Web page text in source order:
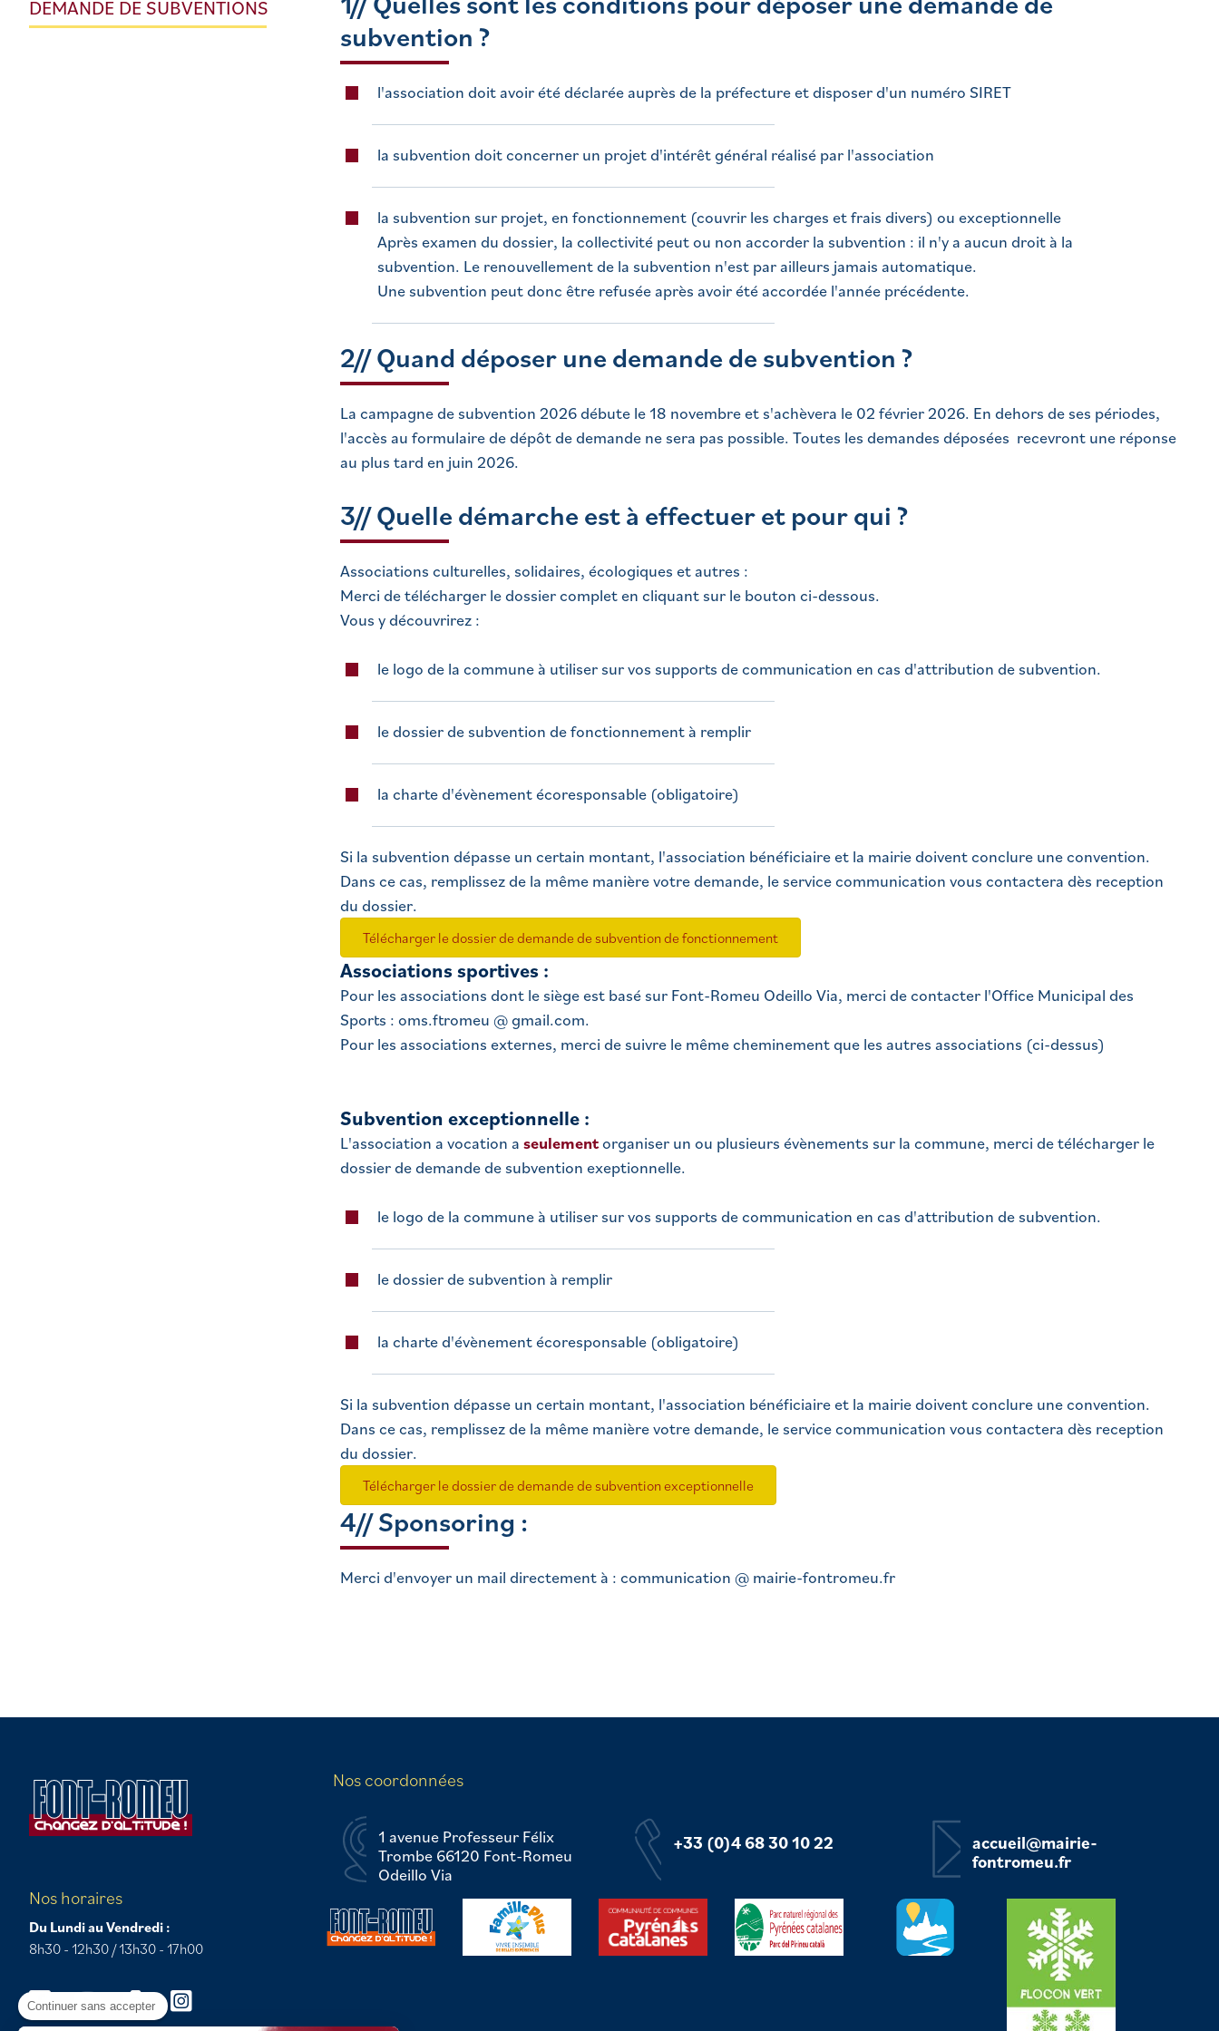
DEMANDE DE SUBVENTIONS
subvention ?
l'association doit avoir été déclarée auprès de la préfecture et disposer d'un numéro SIRET
la subvention doit concerner un projet d'intérêt général réalisé par l'association
la subvention sur projet, en fonctionnement (couvrir les charges et frais divers) ou exceptionnelle
Après examen du dossier, la collectivité peut ou non accorder la subvention : il n'y a aucun droit à la
subvention. Le renouvellement de la subvention n'est par ailleurs jamais automatique.
Une subvention peut donc être refusée après avoir été accordée l'année précédente.
2// Quand déposer une demande de subvention ?
La campagne de subvention 2026 débute le 18 novembre et s'achèvera le 02 février 2026. En dehors de ses périodes,
l'accès au formulaire de dépôt de demande ne sera pas possible. Toutes les demandes déposées recevront une réponse
au plus tard en juin 2026.
3// Quelle démarche est à effectuer et pour qui ?
Associations culturelles, solidaires, écologiques et autres :
Merci de télécharger le dossier complet en cliquant sur le bouton ci-dessous.
Vous y découvrirez :
le logo de la commune à utiliser sur vos supports de communication en cas d'attribution de subvention.
le dossier de subvention de fonctionnement à remplir
la charte d'évènement écoresponsable (obligatoire)
Si la subvention dépasse un certain montant, l'association bénéficiaire et la mairie doivent conclure une convention.
Dans ce cas, remplissez de la même manière votre demande, le service communication vous contactera dès reception
du dossier.
Télécharger le dossier de demande de subvention de fonctionnement
Associations sportives :
Pour les associations dont le siège est basé sur Font-Romeu Odeillo Via, merci de contacter l'Office Municipal des
Sports : oms.ftromeu @ gmail.com.
Pour les associations externes, merci de suivre le même cheminement que les autres associations (ci-dessus)
Subvention exceptionnelle :
L'association a vocation a seulementorganiser un ou plusieurs évènements sur la commune, merci de télécharger le
dossier de demande de subvention exeptionnelle.
le logo de la commune à utiliser sur vos supports de communication en cas d'attribution de subvention.
le dossier de subvention à remplir
la charte d'évènement écoresponsable (obligatoire)
Si la subvention dépasse un certain montant, l'association bénéficiaire et la mairie doivent conclure une convention.
Dans ce cas, remplissez de la même manière votre demande, le service communication vous contactera dès reception
du dossier.
Télécharger le dossier de demande de subvention exceptionnelle
4// Sponsoring :
Merci d'envoyer un mail directement à : communication @ mairie-fontromeu.fr
Nos horaires
Du Lundi au Vendredi :
8h30 - 12h30 / 13h30 - 17h00
Nos coordonnées
1 avenue Professeur Félix
Trombe 66120 Font-Romeu
Odeillo Via
+33 (0)4 68 30 10 22
accueil@mairie-
fontromeu.fr
Continuer sans accepter